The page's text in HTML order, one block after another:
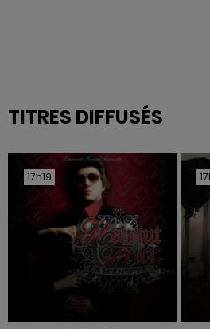
TITRES DIFFUSÉS
17h19
17h19